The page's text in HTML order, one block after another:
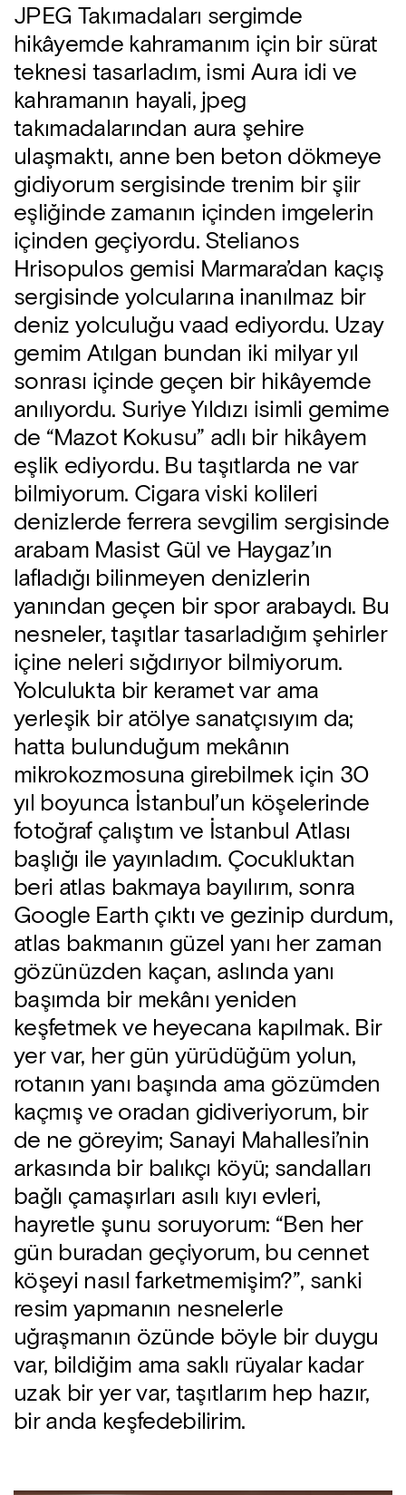
JPEG Takımadaları sergimde
hikâyemde kahramanım için bir sürat
teknesi tasarladım, ismi Aura idi ve
kahramanın hayali, jpeg
takımadalarından aura şehire
ulaşmaktı, anne ben beton dökmeye
gidiyorum sergisinde trenim bir şiir
eşliğinde zamanın içinden imgelerin
içinden geçiyordu. Stelianos
Hrisopulos gemisi Marmara’dan kaçış
sergisinde yolcularına inanılmaz bir
deniz yolculuğu vaad ediyordu. Uzay
gemim Atılgan bundan iki milyar yıl
sonrası içinde geçen bir hikâyemde
anılıyordu. Suriye Yıldızı isimli gemime
de “Mazot Kokusu” adlı bir hikâyem
eşlik ediyordu. Bu taşıtlarda ne var
bilmiyorum. Cigara viski kolileri
denizlerde ferrera sevgilim sergisinde
arabam Masist Gül ve Haygaz’ın
lafladığı bilinmeyen denizlerin
yanından geçen bir spor arabaydı. Bu
nesneler, taşıtlar tasarladığım şehirler
içine neleri sığdırıyor bilmiyorum.
Yolculukta bir keramet var ama
yerleşik bir atölye sanatçısıyım da;
hatta bulunduğum mekânın
mikrokozmosuna girebilmek için 30
yıl boyunca İstanbul’un köşelerinde
fotoğraf çalıştım ve İstanbul Atlası
başlığı ile yayınladım. Çocukluktan
beri atlas bakmaya bayılırım, sonra
Google Earth çıktı ve gezinip durdum,
atlas bakmanın güzel yanı her zaman
gözünüzden kaçan, aslında yanı
başımda bir mekânı yeniden
keşfetmek ve heyecana kapılmak. Bir
yer var, her gün yürüdüğüm yolun,
rotanın yanı başında ama gözümden
kaçmış ve oradan gidiveriyorum, bir
de ne göreyim; Sanayi Mahallesi’nin
arkasında bir balıkçı köyü; sandalları
bağlı çamaşırları asılı kıyı evleri,
hayretle şunu soruyorum: “Ben her
gün buradan geçiyorum, bu cennet
köşeyi nasıl farketmemişim?”, sanki
resim yapmanın nesnelerle
uğraşmanın özünde böyle bir duygu
var, bildiğim ama saklı rüyalar kadar
uzak bir yer var, taşıtlarım hep hazır,
bir anda keşfedebilirim.